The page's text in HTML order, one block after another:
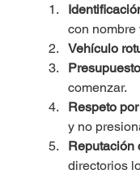
con nombre
Vehículo
comenzar.
Respeto
y no
Reputación
directorios